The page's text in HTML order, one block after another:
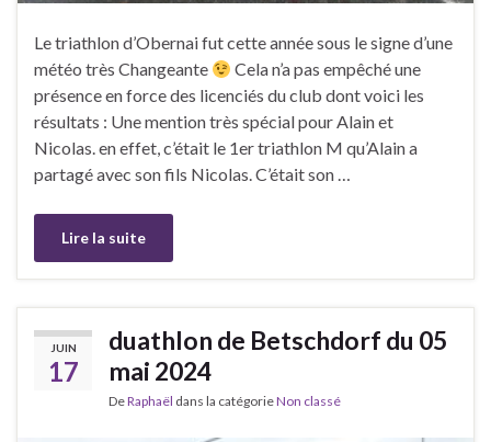
Le triathlon d’Obernai fut cette année sous le signe d’une
météo très Changeante
Cela n’a pas empêché une
présence en force des licenciés du club dont voici les
résultats : Une mention très spécial pour Alain et
Nicolas. en effet, c’était le 1er triathlon M qu’Alain a
partagé avec son fils Nicolas. C’était son …
Lire la suite
JUIN
17
duathlon de Betschdorf du 05
mai 2024
DeRaphaël dans la catégorieNon classé